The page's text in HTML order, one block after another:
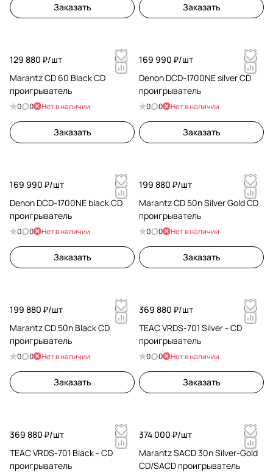
Заказать Заказать
129 880 ₽/шт
Marantz CD 60 Black CD
проигрыватель
0 0 Нет в наличии
Заказать
169 990 ₽/шт
Denon DCD-1700NE silver CD
проигрыватель
0 0 Нет в наличии
Заказать
169 990 ₽/шт
Denon DCD-1700NE black CD
проигрыватель
0 0 Нет в наличии
Заказать
199 880 ₽/шт
Marantz CD 50n Silver Gold CD
проигрыватель
0 0 Нет в наличии
Заказать
199 880 ₽/шт
Marantz CD 50n Black CD
проигрыватель
0 0 Нет в наличии
Заказать
369 880 ₽/шт
TEAC VRDS-701 Silver - CD
проигрыватель
0 0 Нет в наличии
Заказать
369 880 ₽/шт
TEAC VRDS-701 Black - CD
проигрыватель
374 000 ₽/шт
Marantz SACD 30n Silver-Gold
CD/SACD проигрыватель